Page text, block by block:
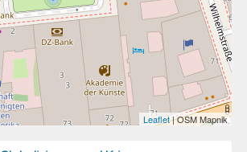
Leaflet| OSM Mapnik